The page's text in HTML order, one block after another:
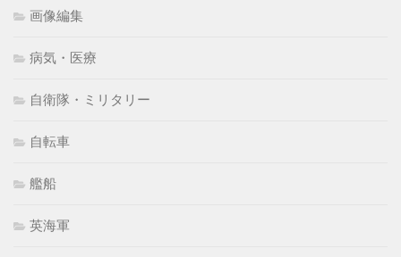
画像編集
病気・医療
自衛隊・ミリタリー
自転車
艦船
英海軍